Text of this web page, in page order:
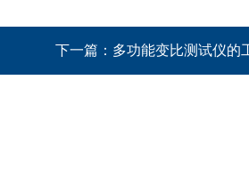
下一篇： 多功能变比测试仪的